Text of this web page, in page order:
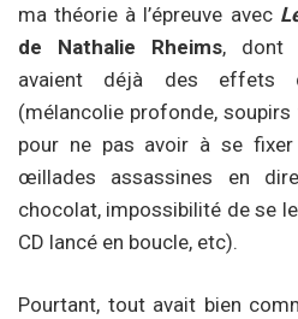
ma théorie à l’épreuve avec
de Nathalie Rheims, dont
avaient déjà des effets
(mélancolie profonde,
pour ne pas avoir à se
œillades assassines en
chocolat, impossibilité de se
CD lancé en boucle, etc).
Pourtant, tout avait bien